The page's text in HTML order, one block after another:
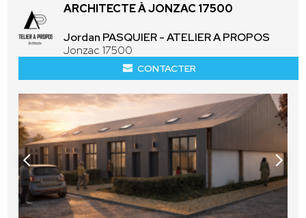
ARCHITECTE À JONZAC 17500
Jordan PASQUIER - ATELIER A PROPOS
Jonzac 17500
CONTACTER